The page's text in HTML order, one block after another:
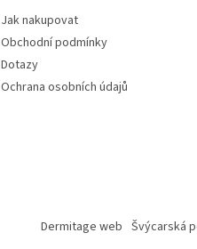
Jak nakupovat
Obchodní podmínky
Dotazy
Ochrana osobních údajů
Dermitage web Švýcarská